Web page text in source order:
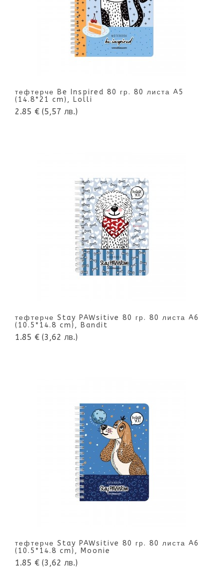
тефтерче Be Inspired 80 гр. 80 листа A5
(14.8*21 cm), Lolli
2.85 € (5,57 лв.)
тефтерче Stay PAWsitive 80 гр. 80 листа A6
(10.5*14.8 cm), Bandit
1.85 € (3,62 лв.)
тефтерче Stay PAWsitive 80 гр. 80 листа A6
(10.5*14.8 cm), Moonie
1.85 € (3,62 лв.)